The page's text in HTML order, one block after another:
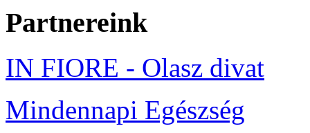
Partnereink
IN FIORE - Olasz divat
Mindennapi Egészség